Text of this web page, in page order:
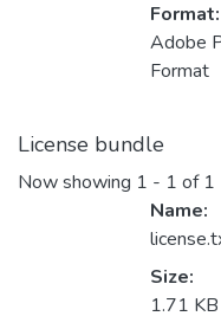
Format:
Adobe
Format
License bundle
Now showing 1 - 1 of 1
Name:
Size:
1.71 KB